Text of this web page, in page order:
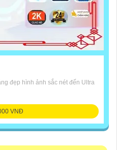
đẹp hình ảnh sắc nét đến Ultra
VNĐ